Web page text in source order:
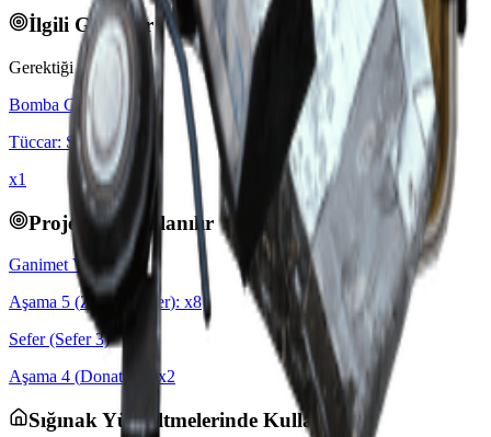
İlgili Görevler
Gerektiği yerler:
Bomba Görevi
Tüccar: Shani
x1
Projelerde Kullanılır
Ganimet Vitrini
Aşama 5 (Zorlu Devler): x8
Sefer (Sefer 3)
Aşama 4 (Donatma ): x2
Sığınak Yükseltmelerinde Kullanılır